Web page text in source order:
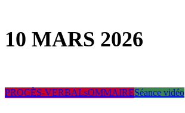
10 MARS 2026
PROCÈS-VERBALsOMMAIRESéance vidéo